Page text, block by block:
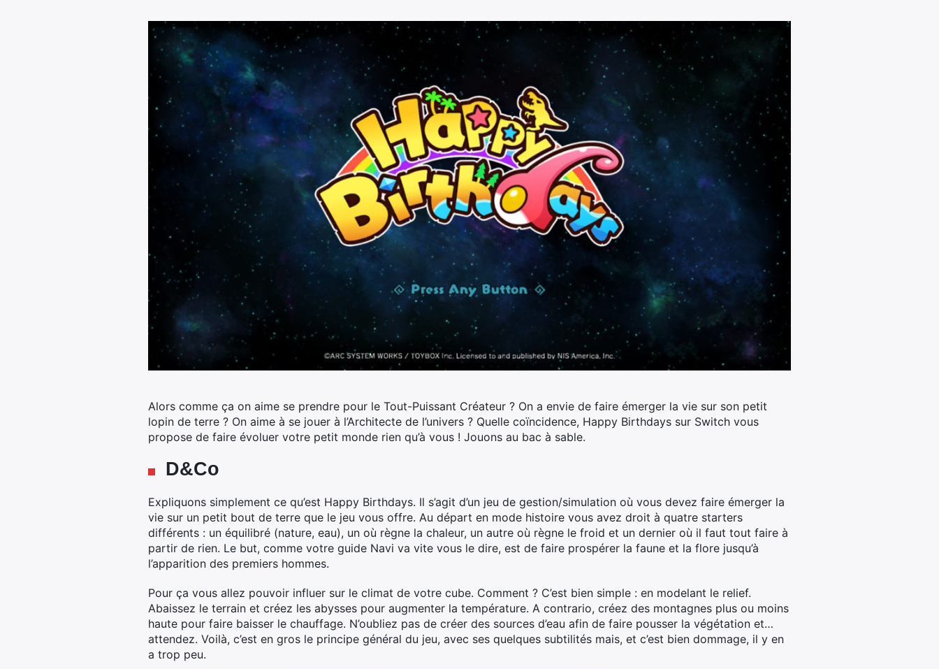
Alors comme ça on aime se prendre pour le Tout-Puissant Créateur ? On a envie de faire émerger la vie sur son petit
lopin de terre ? On aime à se jouer à l’Architecte de l’univers ? Quelle coïncidence, Happy Birthdays sur Switch vous
propose de faire évoluer votre petit monde rien qu’à vous ! Jouons au bac à sable.
D&Co
Expliquons simplement ce qu’est Happy Birthdays. Il s’agit d’un jeu de gestion/simulation où vous devez faire émerger la
vie sur un petit bout de terre que le jeu vous offre. Au départ en mode histoire vous avez droit à quatre starters
différents : un équilibré (nature, eau), un où règne la chaleur, un autre où règne le froid et un dernier où il faut tout faire à
partir de rien. Le but, comme votre guide Navi va vite vous le dire, est de faire prospérer la faune et la flore jusqu’à
l’apparition des premiers hommes.
Pour ça vous allez pouvoir influer sur le climat de votre cube. Comment ? C’est bien simple : en modelant le relief.
Abaissez le terrain et créez les abysses pour augmenter la température. A contrario, créez des montagnes plus ou moins
haute pour faire baisser le chauffage. N’oubliez pas de créer des sources d’eau afin de faire pousser la végétation et…
attendez. Voilà, c’est en gros le principe général du jeu, avec ses quelques subtilités mais, et c’est bien dommage, il y en
a trop peu.